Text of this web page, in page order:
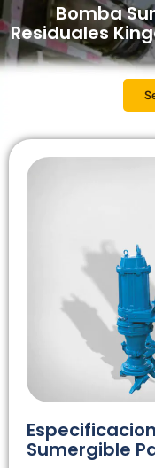
Bomba
Residuales
Sumergible